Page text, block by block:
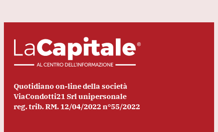
Quotidiano on-line della società
ViaCondotti21 Srl unipersonale
reg. trib. RM. 12/04/2022 n°55/2022